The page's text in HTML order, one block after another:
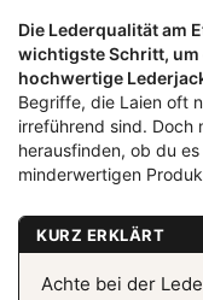
Die Lederqualität am
wichtigste Schritt,
hochwertige
Begriffe, die Laien oft
irreführend sind. Doch
herausfinden, ob du
minderwertigen
KURZ ERKLÄRT
Achte bei der